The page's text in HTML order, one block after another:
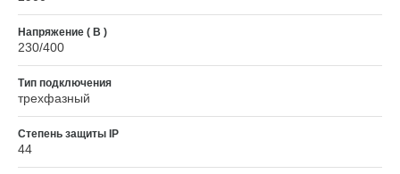
Напряжение ( В )
230/400
Тип подключения
трехфазный
Степень защиты IP
44